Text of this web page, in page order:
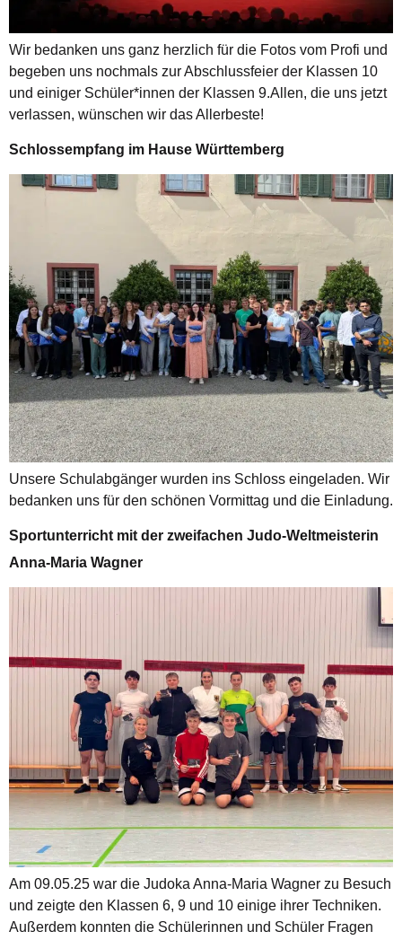
Wir bedanken uns ganz herzlich für die Fotos vom Profi und
begeben uns nochmals zur Abschlussfeier der Klassen 10
und einiger Schüler*innen der Klassen 9.Allen, die uns jetzt
verlassen, wünschen wir das Allerbeste!
Schlossempfang im Hause Württemberg
Unsere Schulabgänger wurden ins Schloss eingeladen. Wir
bedanken uns für den schönen Vormittag und die Einladung.
Sportunterricht mit der zweifachen Judo-Weltmeisterin
Anna-Maria Wagner
Am 09.05.25 war die Judoka Anna-Maria Wagner zu Besuch
und zeigte den Klassen 6, 9 und 10 einige ihrer Techniken.
Außerdem konnten die Schülerinnen und Schüler Fragen